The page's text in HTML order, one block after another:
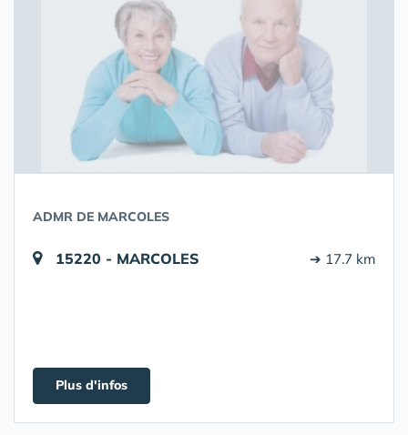
ADMR DE MARCOLES
15220 - MARCOLES ➔ 17.7 km
Plus d'infos